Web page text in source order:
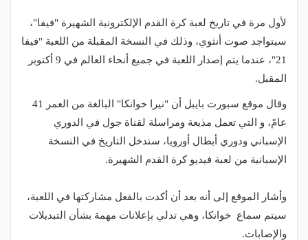
لأول مرة في تاريخ لعبة كرة القدم الإلكترونية الشهيرة "فيفا"،
سيتواجد صوت أنثوي، وذلك في النسخة المقبلة من اللعبة "فيفا
21"، عندما يتم إصدار اللعبة في جميع أنحاء العالم في 9 أكتوبر
المقبل.
وقال موقع سبورت بايبل أن "نيرا خوانكا" البالغة من العمر 41
عامً، و التي تعمل مذيعة ومراسلة لقناة جول في الدوري
الإسباني ودوري أبطال أوروبا، ستدخل التاريخ في النسخة
الإسبانية من لعبة فيديو كرة القدم الشهيرة.
وأشار الموقع إلى أنه بعد أن أكدت بالفعل مشاركتها في اللعبة،
سيتم سماع خوانكا، وهي تدلي بإعلانات مهمة بشأن التبديلات
والإصابات.